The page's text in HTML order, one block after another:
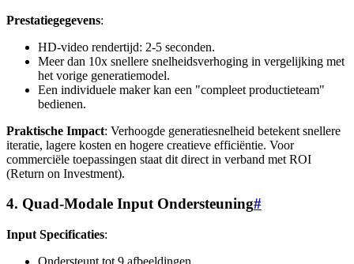
Prestatiegegevens:
HD-video rendertijd: 2-5 seconden.
Meer dan 10x snellere snelheidsverhoging in vergelijking met
het vorige generatiemodel.
Een individuele maker kan een "compleet productieteam"
bedienen.
Praktische Impact: Verhoogde generatiesnelheid betekent snellere
iteratie, lagere kosten en hogere creatieve efficiëntie. Voor
commerciële toepassingen staat dit direct in verband met ROI
(Return on Investment).
4. Quad-Modale Input Ondersteuning#
Input Specificaties: